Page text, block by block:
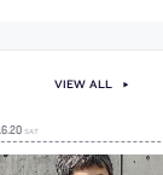
6.20 SAT
VIEW ALL